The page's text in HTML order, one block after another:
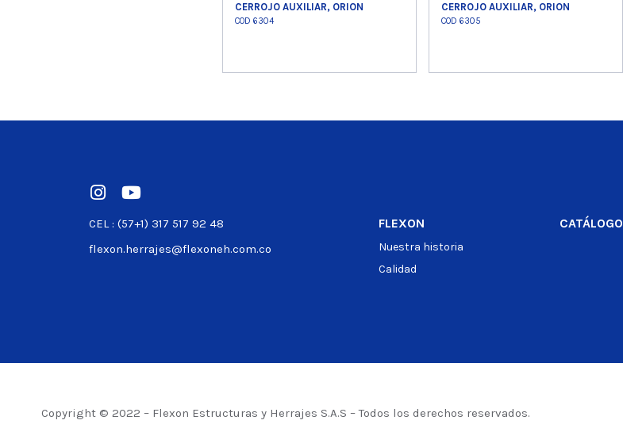
CERROJO AUXILIAR, ORION
COD 6304
CERROJO AUXILIAR, ORION
COD 6305
CEL : (57+1) 317 517 92 48
flexon.herrajes@flexoneh.com.co
FLEXON
Nuestra historia
Calidad
CATÁLOGO
Copyright © 2022 – Flexon Estructuras y Herrajes S.A.S – Todos los derechos reservados.